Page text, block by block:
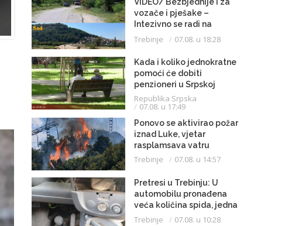
vozače i pješake –
Intezivno se radi na
proširenju saobraćajnice
Trebinje 07.08. u 18:28
Kada i koliko jednokratne
pomoći će dobiti
penzioneri u Srpskoj
Republika Srpska
07.08. u 17:49
Ponovo se aktivirao požar
iznad Luke, vjetar
rasplamsava vatru
Trebinje 07.08. u 14:57
Pretresi u Trebinju: U
automobilu pronađena
veća količina spida, jedna
osoba uhapšena
Trebinje 07.08. u 10:28